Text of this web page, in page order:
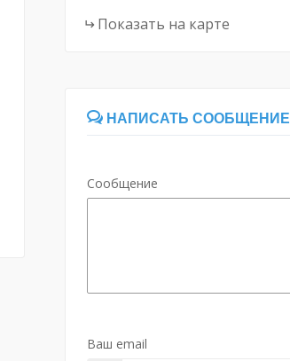
Показать на карте
НАПИСАТЬ СООБЩЕНИЕ
Сообщение
Ваш email